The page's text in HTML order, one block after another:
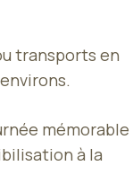
transports en
mémorable
à la